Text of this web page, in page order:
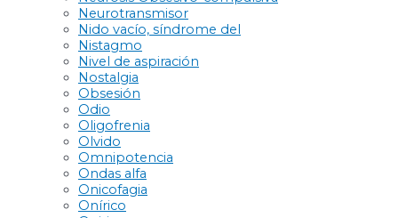
Neurotransmisor
Nido vacío, síndrome del
Nistagmo
Nivel de aspiración
Nostalgia
Obsesión
Odio
Oligofrenia
Olvido
Omnipotencia
Ondas alfa
Onicofagia
Onírico